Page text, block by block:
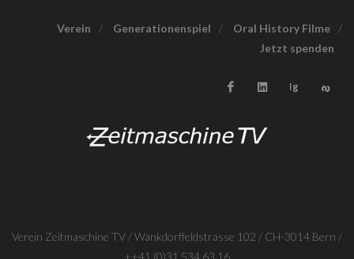
Verein Zeitmaschine TV / Wankdorffeldstrasse 102 / CH-3014 Bern /
++41 (0)31 534 63 16
Verein / Generationenspiel / Oral History Filme
/
Jetzt spenden